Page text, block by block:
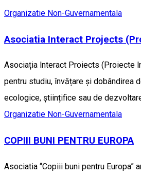
Organizatie Non-Guvernamentala
Asociatia Interact Projects
Asociația lnteract Proiects (Proiecte
pentru studiu, învățare și dobândirea
ecologice, științifice sau de
Organizatie Non-Guvernamentala
COPIII BUNI PENTRU EUROPA
Asociatia “Copiii buni pentru